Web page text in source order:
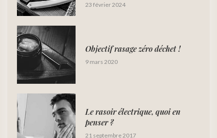
23 février 2024
Objectif rasage zéro déchet !
9 mars 2020
Le rasoir électrique, quoi en
penser ?
21 septembre 2017